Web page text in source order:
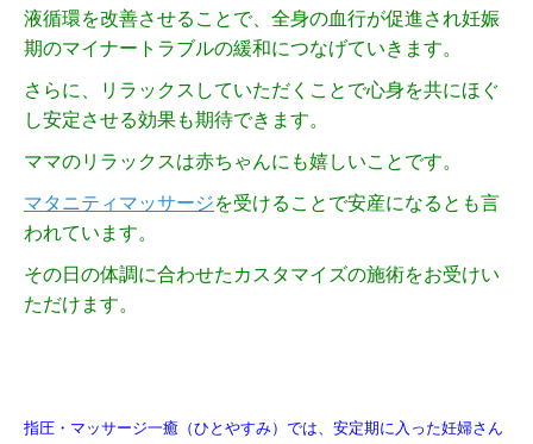
液循環を改善させることで、全身の血行が促進され妊娠
期のマイナートラブルの緩和につなげていきます。
さらに、リラックスしていただくことで心身を共にほぐ
し安定させる効果も期待できます。
ママのリラックスは赤ちゃんにも嬉しいことです。
マタニティマッサージを受けることで安産になるとも言
われています。
その日の体調に合わせたカスタマイズの施術をお受けい
ただけます。
指圧・マッサージ一癒（ひとやすみ）では、安定期に入った妊婦さん